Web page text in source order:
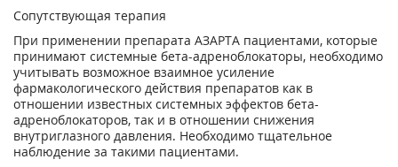
Сопутствующая терапия
При применении препарата АЗАРТА пациентами, которые
принимают системные бета-адреноблокаторы, необходимо
учитывать возможное взаимное усиление
фармакологического действия препаратов как в
отношении известных системных эффектов бета-
адреноблокаторов, так и в отношении снижения
внутриглазного давления. Необходимо тщательное
наблюдение за такими пациентами.